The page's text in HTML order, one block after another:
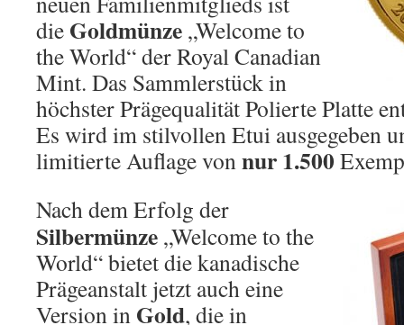
die Goldmünze „Welcome to
the World“ der Royal Canadian
Mint. Das Sammlerstück in
höchster Prägequalität Polierte Platte
Es wird im stilvollen Etui ausgegeben
limitierte Auflage vonnur1.500
Nach dem Erfolg der
Silbermünze „Welcome to the
World“ bietet die kanadische
Prägeanstalt jetzt auch eine
Version in Gold, die in